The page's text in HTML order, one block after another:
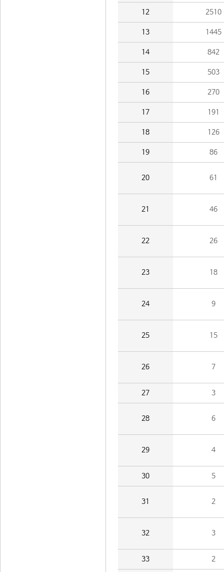
12 2510
13 1445
14 842
15 503
16 270
17 191
18 126
19 86
20 61
21 46
22 26
23 18
24 9
25 15
26 7
27 3
28 6
29 4
30 5
31 2
32 3
33 2